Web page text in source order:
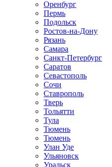
Оренбург
Пермь
Подольск
Ростов-на-Дону
Рязань
Самара
Санкт-Петербург
Саратов
Севастополь
Сочи
Ставрополь
Тверь
Тольятти
Тула
Тюмень
Тюмень
Улан Уде
Ульяновск
Уральск